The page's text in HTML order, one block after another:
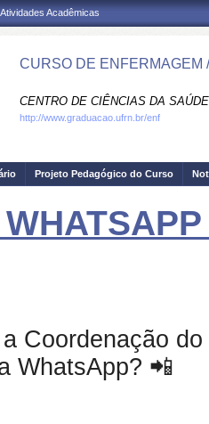
Acadêmicas
CURSO DE ENFERMAGEM
CENTRO DE CIÊNCIAS DA
http://www.graduacao.ufrn.br/enf
Projeto Pedagógico do Curso
Coordenação
WhatsApp? 📲